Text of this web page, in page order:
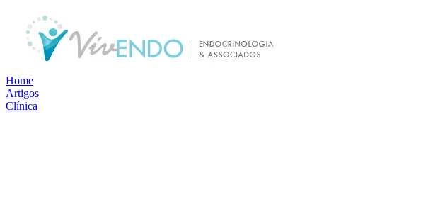
Home
Artigos
Clínica